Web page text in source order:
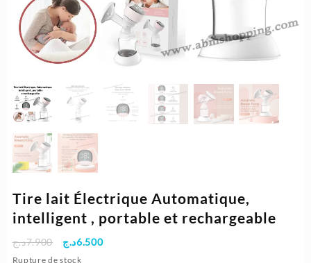
Tire lait Électrique Automatique,
intelligent , portable et rechargeable
7.900د.ج
Le
prix
6.500د.ج
Le
Rupture de stock